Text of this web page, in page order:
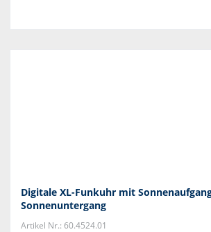
Digitale XL-Funkuhr mit
Sonnenuntergang
Artikel Nr.: 60.4524.01